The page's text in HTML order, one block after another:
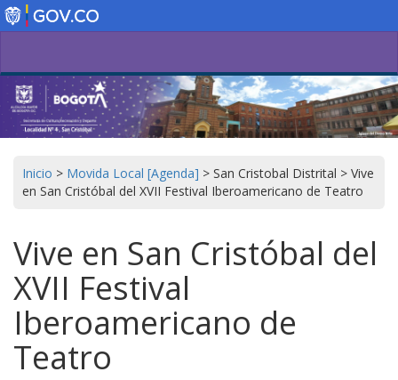
Pasar
al
Inicio > Movida Local [Agenda] > San Cristobal Distrital > Vive
en San Cristóbal del XVII Festival Iberoamericano de Teatro
Vive en San Cristóbal del
XVII Festival
Iberoamericano de
Teatro